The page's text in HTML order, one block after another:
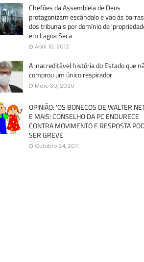
Chefões da Assembleia de Deus
protagonizam escândalo e vão às barras
dos tribunais por domínio de
em Lagoa Seca
Abril 10, 2012
A inacreditável história do Estado que
comprou um único respirador
Maio 30, 2020
OPINIÃO: 'OS BONECOS DE WALTER
E MAIS: CONSELHO DA PC ENDURECE
CONTRA MOVIMENTO E RESPOSTA
SER GREVE
Outubro 24, 2011